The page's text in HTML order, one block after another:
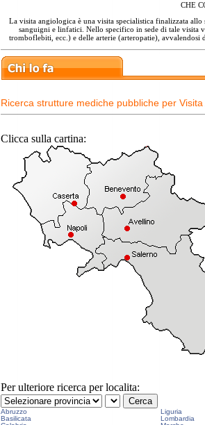
CHE
La visita angiologica è una visita specialistica finalizzata
sanguigni e linfatici. Nello specifico in sede di tale visita
tromboflebiti, ecc.) e delle arterie (arteropatie),
Ricerca strutture mediche pubbliche per Visita
Clicca sulla cartina:
Per ulteriore ricerca per localita:
Abruzzo Liguria
Basilicata
Lombardia